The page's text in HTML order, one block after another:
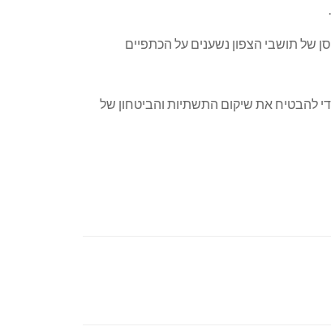
של תושבי הצפון נשענים על הכתפיים
להבטיח את שיקום התשתיות והביטחון של